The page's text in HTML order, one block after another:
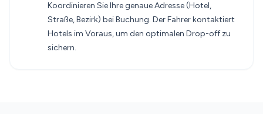
Koordinieren Sie Ihre genaue Adresse (Hotel,
Straße, Bezirk) bei Buchung. Der Fahrer kontaktiert
Hotels im Voraus, um den optimalen Drop-off zu
sichern.